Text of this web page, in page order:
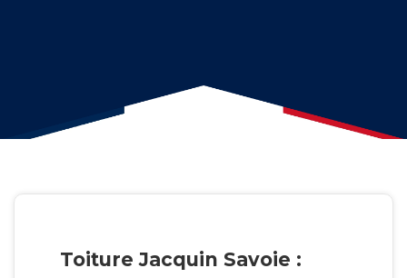
Toiture Jacquin Savoie :